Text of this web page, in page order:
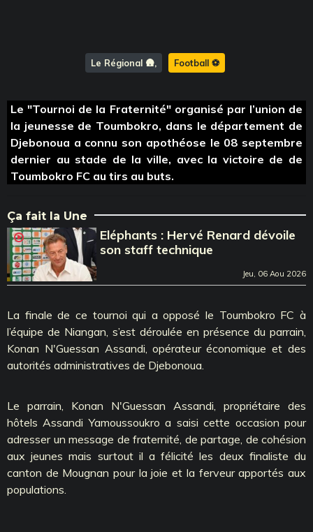
Le Régional 🛖 Football ⚽️
Le "Tournoi de la Fraternité" organisé par l’union de
la jeunesse de Toumbokro, dans le département de
Djebonoua a connu son apothéose le 08 septembre
dernier au stade de la ville, avec la victoire de de
Toumbokro FC au tirs au buts.
Ça fait la Une
Eléphants : Hervé Renard dévoile
son staff technique
Jeu, 06 Aou 2026
La finale de ce tournoi qui a opposé le Toumbokro FC à
l’équipe de Niangan, s’est déroulée en présence du parrain,
Konan N'Guessan Assandi, opérateur économique et des
autorités administratives de Djebonoua.
Le parrain, Konan N'Guessan Assandi, propriétaire des
hôtels Assandi Yamoussoukro a saisi cette occasion pour
adresser un message de fraternité, de partage, de cohésion
aux jeunes mais surtout il a félicité les deux finaliste du
canton de Mougnan pour la joie et la ferveur apportés aux
populations.